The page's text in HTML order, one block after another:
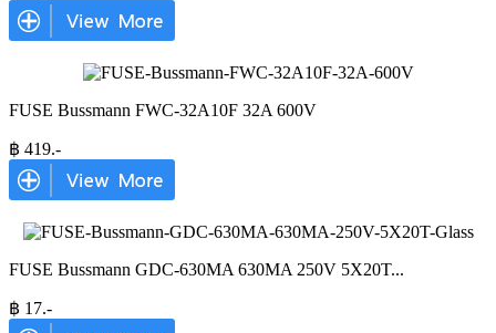
FUSE Bussmann FWC-32A10F 32A 600V
฿ 419.-
FUSE Bussmann GDC-630MA 630MA 250V 5X20T...
฿ 17.-